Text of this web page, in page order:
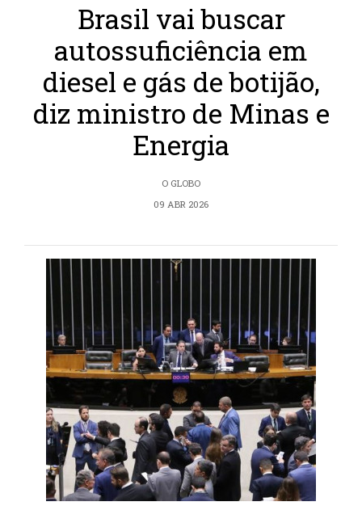
Brasil vai buscar
autossuficiência em
diesel e gás de botijão,
diz ministro de Minas e
Energia
O GLOBO
09 ABR 2026